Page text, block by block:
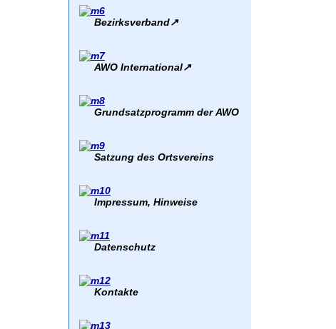
Bezirksverband↗
AWO International↗
Grundsatzprogramm der AWO
Satzung des Ortsvereins
Impressum, Hinweise
Datenschutz
Kontakte